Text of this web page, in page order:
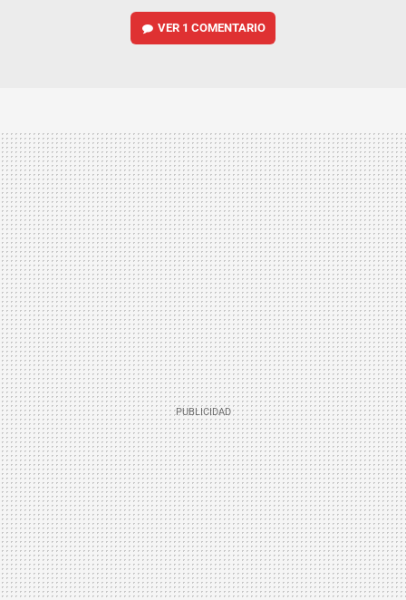
VER 1 COMENTARIO